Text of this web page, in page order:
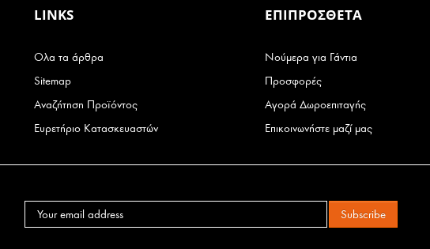
LINKS
Ολα τα άρθρα
Sitemap
Αναζήτηση Προϊόντος
Ευρετήριο Κατασκευαστών
ΕΠΙΠΡΟΣΘΕΤΑ
Νούμερα για Γάντια
Προσφορές
Αγορά Δωροεπιταγής
Επικοινωνήστε μαζί μας
Subscribe